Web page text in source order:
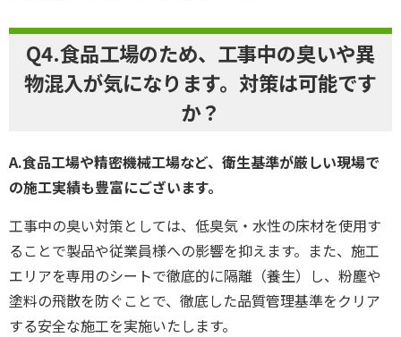
Q4.食品工場のため、工事中の臭いや異
物混入が気になります。対策は可能です
か？
A.食品工場や精密機械工場など、衛生基準が厳しい現場で
の施工実績も豊富にございます。
工事中の臭い対策としては、低臭気・水性の床材を使用す
ることで製品や従業員様への影響を抑えます。また、施工
エリアを専用のシートで徹底的に隔離（養生）し、粉塵や
塗料の飛散を防ぐことで、徹底した品質管理基準をクリア
する安全な施工を実施いたします。